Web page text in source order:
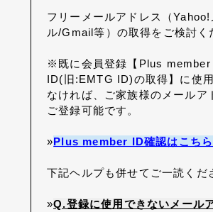
フリーメールアドレス（Yahoo!
ル/Gmail等）の取得をご検討く
※既に会員登録【Plus member
ID(旧:EMTG ID)の取得】に使
なければ、ご家族様のメールア
ご登録可能です。
»Plus member ID確認はこちら
下記ヘルプも併せてご一読くだ
»Q.登録に使用できないメール